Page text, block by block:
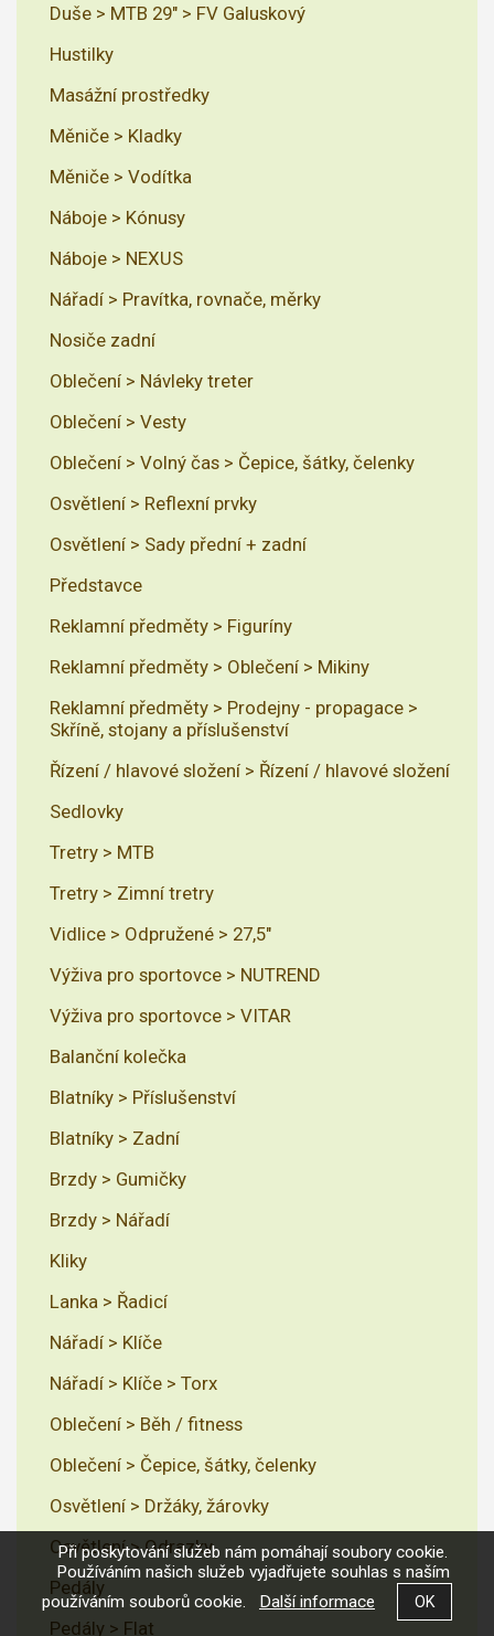
Duše > MTB 29" > FV Galuskový
Hustilky
Masážní prostředky
Měniče > Kladky
Měniče > Vodítka
Náboje > Kónusy
Náboje > NEXUS
Nářadí > Pravítka, rovnače, měrky
Nosiče zadní
Oblečení > Návleky treter
Oblečení > Vesty
Oblečení > Volný čas > Čepice, šátky, čelenky
Osvětlení > Reflexní prvky
Osvětlení > Sady přední + zadní
Představce
Reklamní předměty > Figuríny
Reklamní předměty > Oblečení > Mikiny
Reklamní předměty > Prodejny - propagace >
Skříně, stojany a příslušenství
Řízení / hlavové složení > Řízení / hlavové složení
Sedlovky
Tretry > MTB
Tretry > Zimní tretry
Vidlice > Odpružené > 27,5"
Výživa pro sportovce > NUTREND
Výživa pro sportovce > VITAR
Balanční kolečka
Blatníky > Příslušenství
Blatníky > Zadní
Brzdy > Gumičky
Brzdy > Nářadí
Kliky
Lanka > Řadicí
Nářadí > Klíče
Nářadí > Klíče > Torx
Oblečení > Běh / fitness
Oblečení > Čepice, šátky, čelenky
Osvětlení > Držáky, žárovky
Osvětlení > Odrazky
Pedály
Pedály > Flat
Při poskytování služeb nám pomáhají soubory cookie.
Používáním našich služeb vyjadřujete souhlas s naším
používáním souborů cookie.
Další informace